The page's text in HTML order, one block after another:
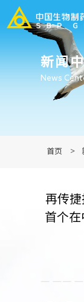
可持续发展
新闻
News
首页 >
再传捷
首个在